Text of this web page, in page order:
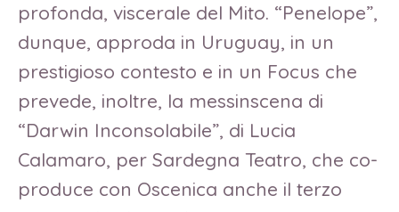
profonda, viscerale del Mito. “Penelope”,
dunque, approda in Uruguay, in un
prestigioso contesto e in un Focus che
prevede, inoltre, la messinscena di
“Darwin Inconsolabile”, di Lucia
Calamaro, per Sardegna Teatro, che co-
produce con Oscenica anche il terzo